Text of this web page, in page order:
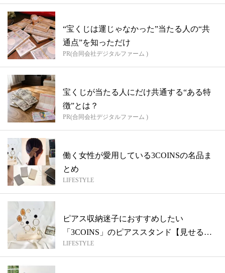
“宝くじは運じゃなかった”当たる人の“共
通点”を知っただけ
PR(合同会社デジタルファーム )
宝くじが当たる人にだけ共通する“ある特
徴”とは？
PR(合同会社デジタルファーム )
働く女性が愛用している3COINSの名品ま
とめ
LIFESTYLE
ピアス収納迷子におすすめしたい
「3COINS」のピアススタンド【見せる収
納】
LIFESTYLE